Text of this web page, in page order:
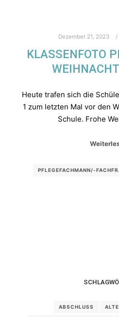
Dezember 21, 2023
KLASSENFOTO
Heute trafen sich die
1 zum letzten Mal vor den
Schule. Frohe
PFLEGEFACHMANN/-
ABSCHLUSS